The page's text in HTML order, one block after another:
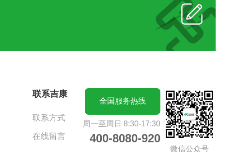
联系吉康
联系方式
在线留言
全国服务热线
周一至周日 8:30-17:30
400-8080-920
微信公众号